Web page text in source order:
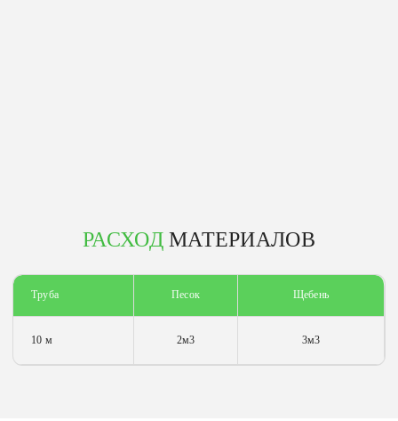
РАСХОДМАТЕРИАЛОВ
Труба
10 м
Песок
2м3
Щебень
3м3